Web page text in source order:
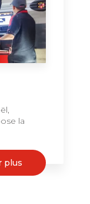
la
plus